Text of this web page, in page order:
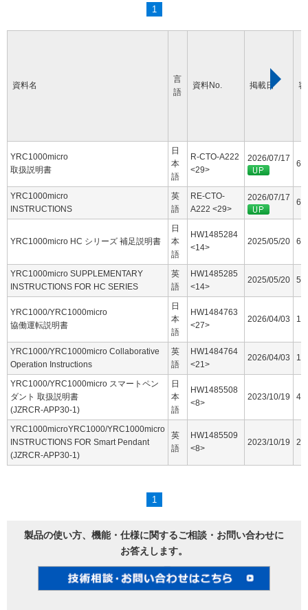
1
資料名
言
語
資料No. 掲載日
YRC1000micro
取扱説明書
日
本
語
R-CTO-A222
<29>
2026/07/17
YRC1000micro
INSTRUCTIONS
英
語
RE-CTO-
A222 <29>
2026/07/17
YRC1000micro HC シリーズ 補足説明書
日
本
語
HW1485284
<14>
2025/05/20
YRC1000micro SUPPLEMENTARY
INSTRUCTIONS FOR HC SERIES
英
語
HW1485285
<14>
2025/05/20
YRC1000/YRC1000micro
協働運転説明書
日
本
語
HW1484763
<27>
2026/04/03
YRC1000/YRC1000micro Collaborative
Operation Instructions
英
語
HW1484764
<21>
2026/04/03
YRC1000/YRC1000micro スマートペン
ダント 取扱説明書
(JZRCR-APP30-1)
日
本
語
HW1485508
<8>
2023/10/19
YRC1000microYRC1000/YRC1000micro
INSTRUCTIONS FOR Smart Pendant
(JZRCR-APP30-1)
英
語
HW1485509
<8>
2023/10/19
1
製品の使い方、機能・仕様に関するご相談・お問い合わせに
お答えします。